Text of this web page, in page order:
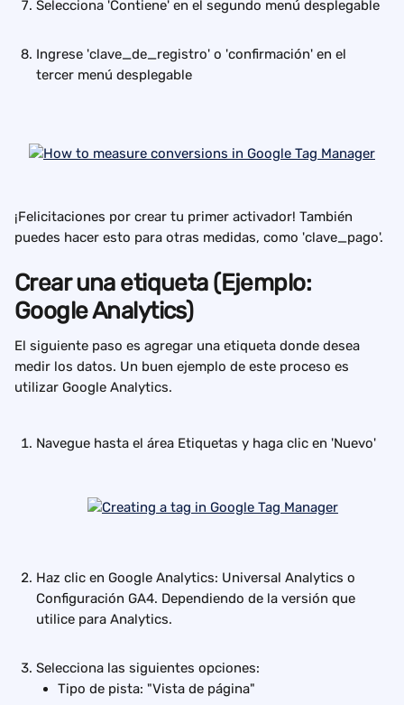
Selecciona 'Contiene' en el segundo menú desplegable
Ingrese 'clave_de_registro' o 'confirmación' en el
tercer menú desplegable
¡Felicitaciones por crear tu primer activador! También
puedes hacer esto para otras medidas, como 'clave_pago'.
Crear una etiqueta (Ejemplo:
Google Analytics)
El siguiente paso es agregar una etiqueta donde desea
medir los datos. Un buen ejemplo de este proceso es
utilizar Google Analytics.
Navegue hasta el área Etiquetas y haga clic en 'Nuevo'
Haz clic en Google Analytics: Universal Analytics o
Configuración GA4. Dependiendo de la versión que
utilice para Analytics.
Selecciona las siguientes opciones:
Tipo de pista: "Vista de página"